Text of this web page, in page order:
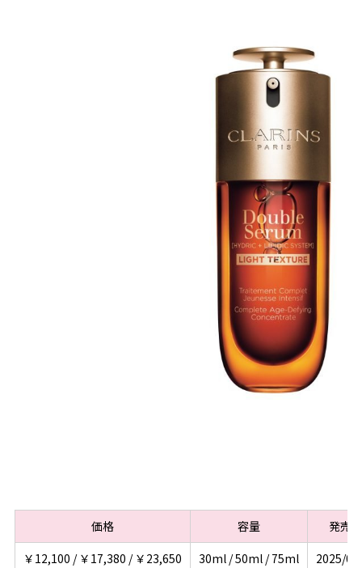
価格 容量
発売日
￥12,100 / ￥17,380 / ￥23,650
30ml / 50ml / 75ml 2025/